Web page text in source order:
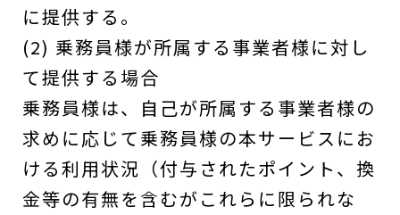
に提供する。
(2) 乗務員様が所属する事業者様に対し
て提供する場合
乗務員様は、自己が所属する事業者様の
求めに応じて乗務員様の本サービスにお
ける利用状況（付与されたポイント、換
金等の有無を含むがこれらに限られな